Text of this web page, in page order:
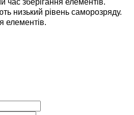
час зберігання елементів.
низький рівень саморозряду.
елементів.